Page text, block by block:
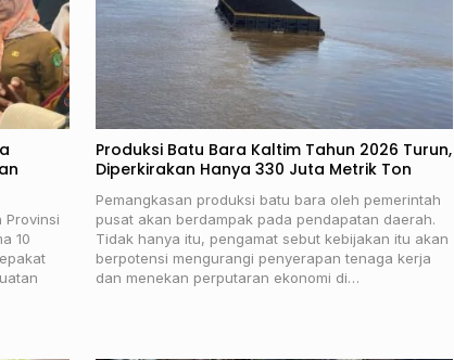
Provinsi
10
Produksi Batu Bara Kaltim Tahun 2026 Turun,
Diperkirakan Hanya 330 Juta Metrik Ton
Pemangkasan produksi batu bara oleh pemerintah
pusat akan berdampak pada pendapatan daerah.
Tidak hanya itu, pengamat sebut kebijakan itu akan
berpotensi mengurangi penyerapan tenaga kerja
dan menekan perputaran ekonomi di…